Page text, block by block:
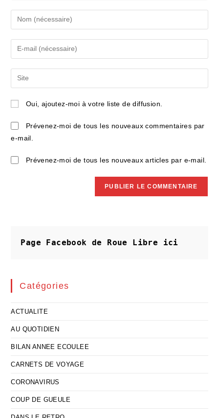
Enter
your
name
comment
Enter
your
email
address
comment
Saisir
l’URL
de
site
(facultatif)
Oui, ajoutez-moi à votre liste de diffusion.
Prévenez-moi de tous les nouveaux commentaires par
e-mail.
Prévenez-moi de tous les nouveaux articles par e-mail.
Page Facebook de Roue Libre ici
Catégories
ACTUALITE
AU QUOTIDIEN
BILAN ANNEE ECOULEE
CARNETS DE VOYAGE
CORONAVIRUS
COUP DE GUEULE